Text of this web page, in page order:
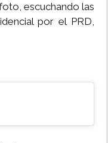
escuchando las
por el PRD,